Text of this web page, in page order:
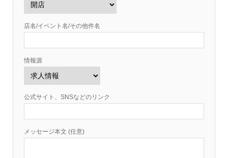
店名/イベント名/その他件名
情報源
公式サイト、SNSなどのリンク
メッセージ本文 (任意)